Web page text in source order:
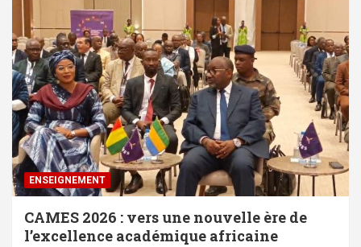
ENSEIGNEMENT
CAMES 2026 : vers une nouvelle ère de
l’excellence académique africaine